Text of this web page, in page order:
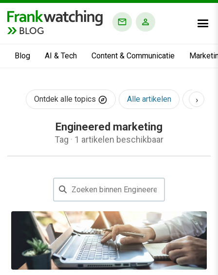
BLOG
Blog AI & Tech Content & Communicatie
Ontdek alle topics Alle artikelen AI &
›
Engineered marketing
Tag · 1 artikelen beschikbaar